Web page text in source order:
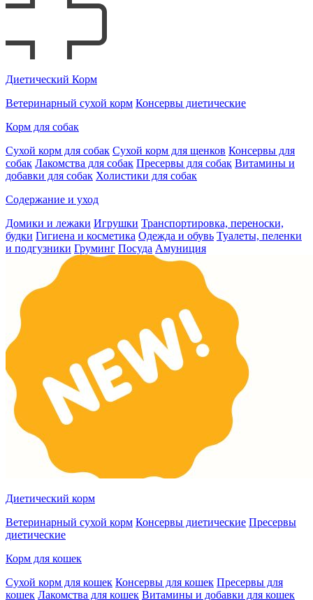
Диетический Корм
Ветеринарный сухой корм Консервы диетические
Корм для собак
Сухой корм для собак Сухой корм для щенков Консервы для
собак Лакомства для собак Пресервы для собак Витамины и
добавки для собак Холистики для собак
Содержание и уход
Домики и лежаки Игрушки Транспортировка, переноски,
будки Гигиена и косметика Одежда и обувь Туалеты, пеленки
и подгузники Груминг Посуда Амуниция
Диетический корм
Ветеринарный сухой корм Консервы диетические Пресервы
диетические
Корм для кошек
Сухой корм для кошек Консервы для кошек Пресервы для
кошек Лакомства для кошек Витамины и добавки для кошек